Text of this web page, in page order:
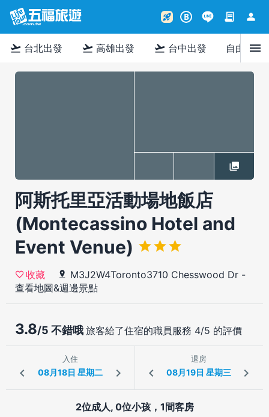
rocket_launch B contract person
flight_takeoff 台北出發 flight_takeoff 高雄出發 flight_takeoff 台中出發 自由行menu
阿斯托里亞活動場地飯店
(Montecassino Hotel and
Event Venue)
收藏 M3J2W4Toronto3710 Chesswood Dr -
查看地圖&週邊景點
3.8/5 不錯哦 旅客給了住宿的職員服務 4/5 的評價
入住 退房
2位成人, 0位小孩，1間客房